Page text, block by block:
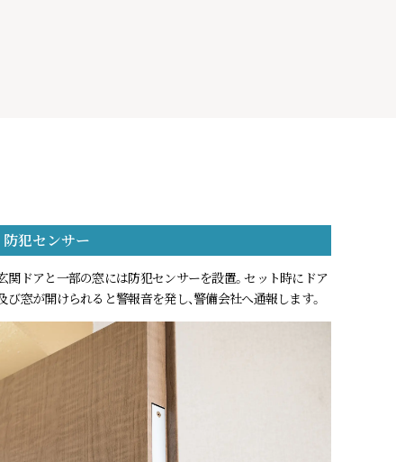
防犯センサー
関ドアと一部の窓には防犯センサーを設置。セット時にドア
び窓が開けられると警報音を発し、警備会社へ通報します。